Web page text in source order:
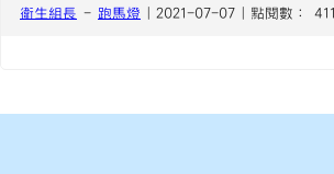
衛生組長 - 跑馬燈 | 2021-07-07 | 點閱數： 411